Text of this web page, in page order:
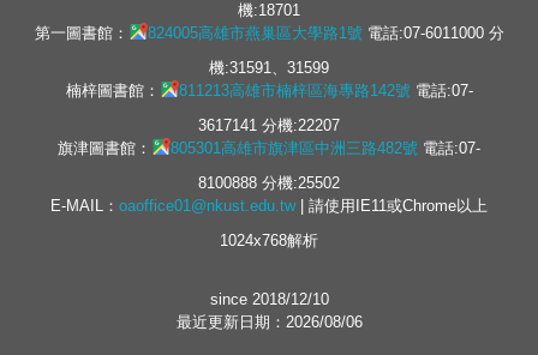
機:18701
第一圖書館：
824005高雄市燕巢區大學路1號電話:07-6011000 分
機:31591、31599
楠梓圖書館：
811213高雄市楠梓區海專路142號電話:07-
3617141 分機:22207
旗津圖書館：
805301高雄市旗津區中洲三路482號 電話:07-
8100888 分機:25502
E-MAIL： oaoffice01@nkust.edu.tw| 請使用IE11或Chrome以上
1024x768解析
since 2018/12/10
最近更新日期：2026/08/06